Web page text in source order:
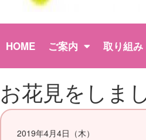
HOME ご案内 取り組み
お花見をしま
2019年4月4日（木）